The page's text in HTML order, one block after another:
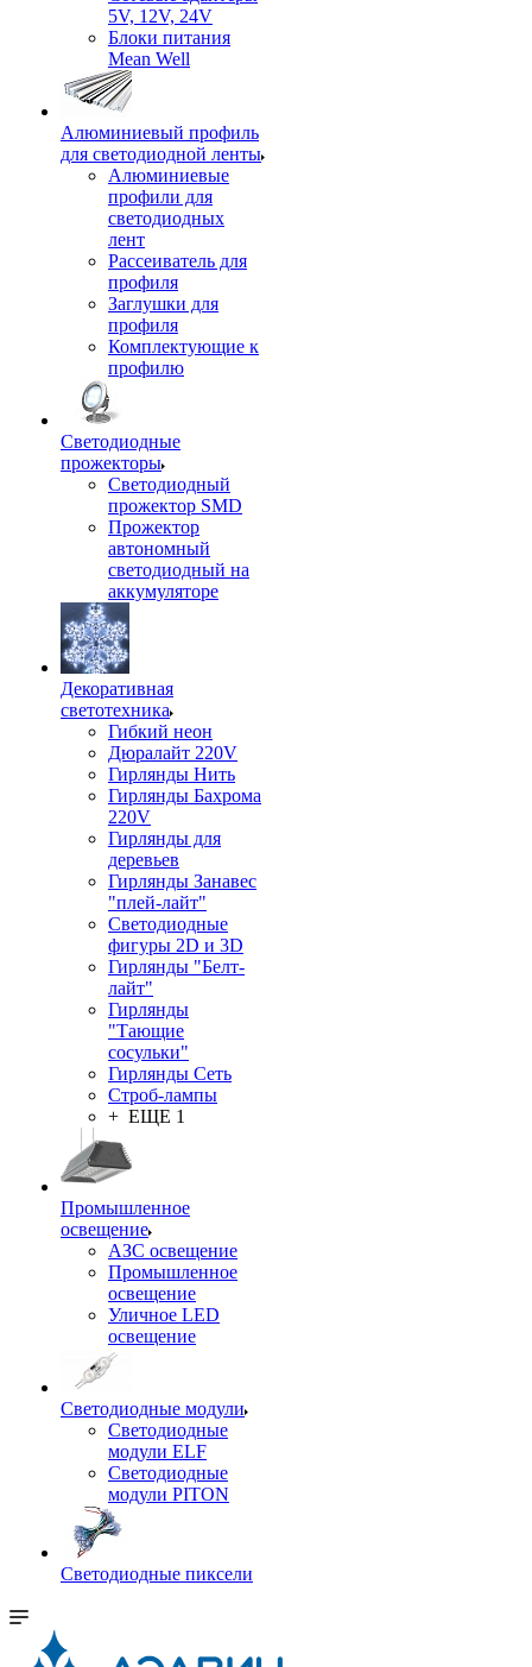
5V, 12V, 24V
Блоки питания
Mean Well
Алюминиевый профиль
для светодиодной ленты
Алюминиевые
профили для
светодиодных
лент
Рассеиватель для
профиля
Заглушки для
профиля
Комплектующие к
профилю
Светодиодные
прожекторы
Светодиодный
прожектор SMD
Прожектор
автономный
светодиодный на
аккумуляторе
Декоративная
светотехника
Гибкий неон
Дюралайт 220V
Гирлянды Нить
Гирлянды Бахрома
220V
Гирлянды для
деревьев
Гирлянды Занавес
"плей-лайт"
Светодиодные
фигуры 2D и 3D
Гирлянды "Белт-
лайт"
Гирлянды
"Тающие
сосульки"
Гирлянды Сеть
Строб-лампы
+ ЕЩЕ 1
Промышленное
освещение
АЗС освещение
Промышленное
освещение
Уличное LED
освещение
Светодиодные модули
Светодиодные
модули ELF
Светодиодные
модули PITON
Светодиодные пиксели